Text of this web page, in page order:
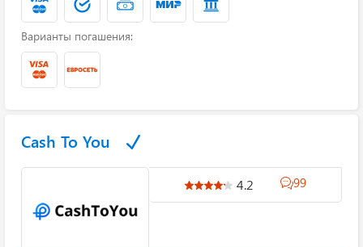
Варианты погашения:
Cash To You
4.2 99